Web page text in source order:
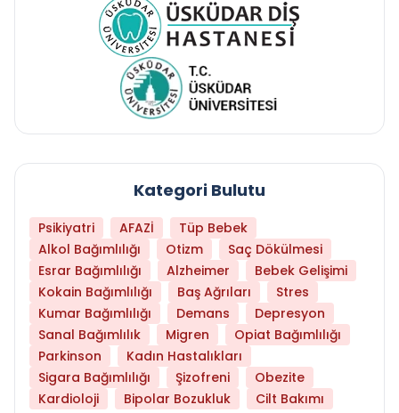
Kategori Bulutu
Psikiyatri AFAZİ
Tüp Bebek
Alkol Bağımlılığı
Otizm
Saç Dökülmesi
Esrar Bağımlılığı
Alzheimer
Bebek Gelişimi
Kokain Bağımlılığı
Baş Ağrıları
Stres
Kumar Bağımlılığı
Demans
Depresyon
Sanal Bağımlılık
Migren
Opiat Bağımlılığı
Parkinson
Kadın Hastalıkları
Sigara Bağımlılığı
Şizofreni
Obezite
Kardioloji
Bipolar Bozukluk Cilt Bakımı